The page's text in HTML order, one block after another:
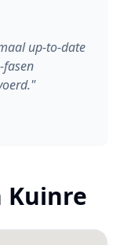
up-to-date
fasen
"
Kuinre